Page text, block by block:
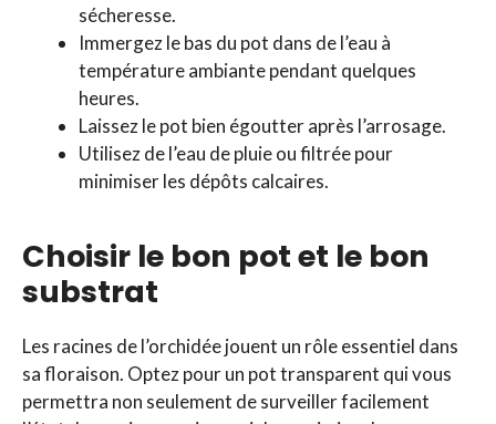
sécheresse.
Immergez le bas du pot dans de l’eau à
température ambiante pendant quelques
heures.
Laissez le pot bien égoutter après l’arrosage.
Utilisez de l’eau de pluie ou filtrée pour
minimiser les dépôts calcaires.
Choisir le bon pot et le bon
substrat
Les racines de l’orchidée jouent un rôle essentiel dans
sa floraison. Optez pour un pot transparent qui vous
permettra non seulement de surveiller facilement